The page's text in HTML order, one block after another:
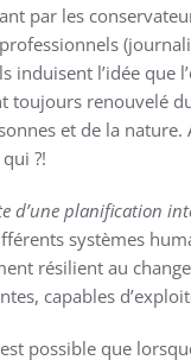
par les
l’idée que
toujours renouvelé
et de la nature.
?!
d’une planification
systèmes
résilient au
capables
possible que